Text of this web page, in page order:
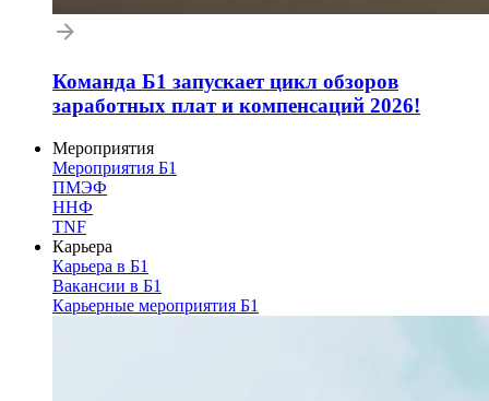
Команда Б1 запускает цикл обзоров
заработных плат и компенсаций 2026!
Мероприятия
Мероприятия Б1
ПМЭФ
ННФ
TNF
Карьера
Карьера в Б1
Вакансии в Б1
Карьерные мероприятия Б1